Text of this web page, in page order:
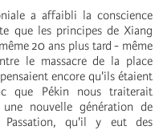
a affaibli la conscience
que les principes de Xiang
20 ans plus tard - même
le massacre de la place
encore qu'ils étaient
que Pékin nous traiterait
nouvelle génération de
qu'il y eut des